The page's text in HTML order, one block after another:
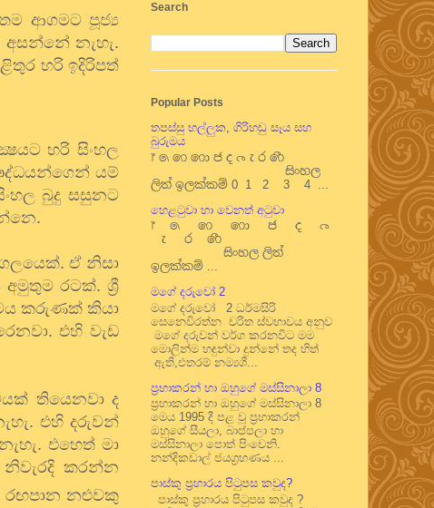
ආගමට පූජ්‍ය
නැහැ.
හරි ඉදිරිපත්
හරි සිංහල
යම්
බුදු සසුනට
ඒ නිසා
රටක්. ශ්‍රී
කරුණක් කියා
එහි වැඩ
තියෙනවා ද
එහි දරුවන්
එහෙත් මා
කරන්න
රඟපාන නළුවකු
Search
Popular Posts
තපස්සු භල්ලුක, ගිරිහඬු සෑය සහ
බුරුමය
෦ ෧ ෨ ෩ ෪ ෫ ෬ ෭ ෮ ෯
සිංහල
ලිත් ඉලක්කම් 0 1 2 3 4 ...
හෙළටුවා හා වෙනත් අටුවා
෦ ෧ ෨ ෩ ෪ ෫ ෬
෭ ෮ ෯
සිංහල ලිත්
ඉලක්කම් ...
මගේ දරුවෝ 2
මගේ දරුවෝ 2 ධර්මසිරි
සෙනෙවිරත්න චරිත ස්වභාවය අනුව
මගේ දරුවන් වර්ග කරනවිට මම
මොලින්ම හඳුන්වා දුන්නේ තද හිත්
ඇති,එතරම් නම්‍යශී...
ප්‍රභාකරන් හා ඔහුගේ මස්සිනාලා 8
ප්‍රභාකරන් හා ඔහුගේ මස්සිනාලා 8
මෙය 1995 දී පළ වූ ප්‍රභාකරන්
ඔහුගේ සීයලා, බාප්පලා හා
මස්සිනාලා පොත් පිංචෙනි.
නන්දිකඩාල් ජයග්‍රහණය ...
පාස්කු ප්‍රහාරය පිටුපස කවුද?
පාස්කු ප්‍රහාරය පිටුපස කවුද ?